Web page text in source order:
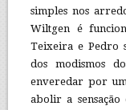
simples nos
Wiltgen é
Teixeira e Pedro
dos modismos
enveredar por
abolir a